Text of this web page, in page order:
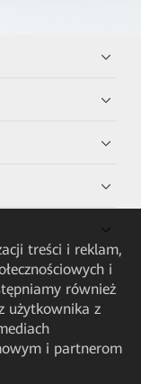
treści i reklam,
i
również
użytkownika z
i partnerom